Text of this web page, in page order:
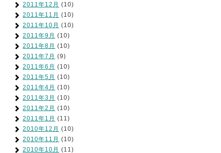
2011年12月 (10)
2011年11月 (10)
2011年10月 (10)
2011年9月 (10)
2011年8月 (10)
2011年7月 (9)
2011年6月 (10)
2011年5月 (10)
2011年4月 (10)
2011年3月 (10)
2011年2月 (10)
2011年1月 (11)
2010年12月 (10)
2010年11月 (10)
2010年10月 (11)